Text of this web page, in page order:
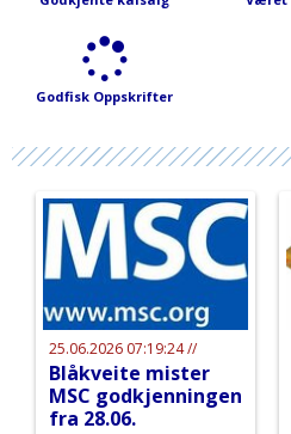
Godfisk Oppskrifter
25.06.2026 07:19:24 //
Blåkveite mister
MSC godkjenningen
fra 28.06.